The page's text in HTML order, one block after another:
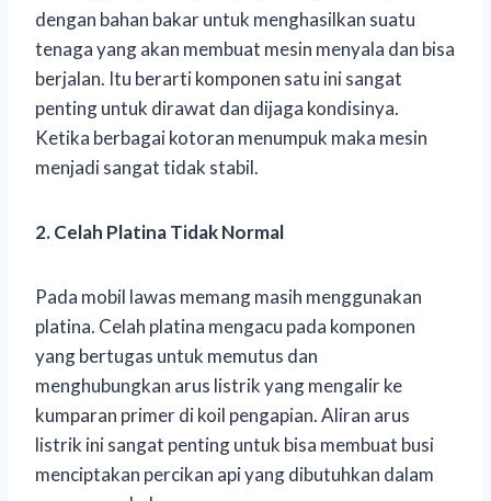
dengan bahan bakar untuk menghasilkan suatu
tenaga yang akan membuat mesin menyala dan bisa
berjalan. Itu berarti komponen satu ini sangat
penting untuk dirawat dan dijaga kondisinya.
Ketika berbagai kotoran menumpuk maka mesin
menjadi sangat tidak stabil.
2. Celah Platina Tidak Normal
Pada mobil lawas memang masih menggunakan
platina. Celah platina mengacu pada komponen
yang bertugas untuk memutus dan
menghubungkan arus listrik yang mengalir ke
kumparan primer di koil pengapian. Aliran arus
listrik ini sangat penting untuk bisa membuat busi
menciptakan percikan api yang dibutuhkan dalam